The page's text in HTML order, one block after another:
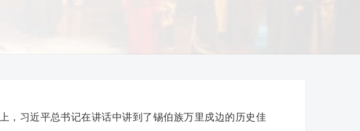
，习近平总书记在讲话中讲到了锡伯族万里戍边的历史佳